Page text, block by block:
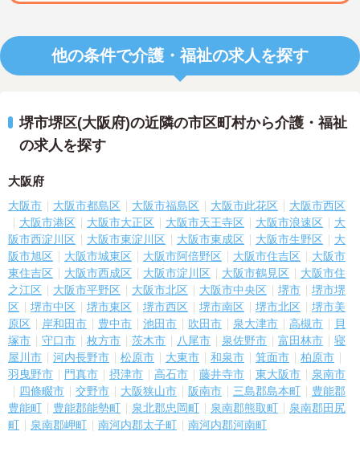
他の条件で介護・福祉の求人を探す
堺市堺区(大阪府)の近隣の市区町村から介護・福祉
の求人を探す
大阪府
大阪市 大阪市都島区 大阪市福島区 大阪市此花区
大阪市西区
大阪市港区
大阪市大正区 大阪市天王寺区 大阪市浪速区
大
阪市西淀川区
大阪市東淀川区 大阪市東成区 大阪市生野区
大
阪市旭区
大阪市城東区 大阪市阿倍野区 大阪市住吉区
大阪市
東住吉区
大阪市西成区 大阪市淀川区 大阪市鶴見区
大阪市住
之江区
大阪市平野区 大阪市北区 大阪市中央区 堺市
堺市堺
区
堺市中区 堺市東区 堺市西区 堺市南区 堺市北区
堺市美
原区
岸和田市 豊中市 池田市 吹田市 泉大津市 高槻市
貝
塚市
守口市 枚方市 茨木市 八尾市 泉佐野市 富田林市
寝
屋川市
河内長野市 松原市 大東市 和泉市 箕面市
柏原市
羽曳野市
門真市 摂津市 高石市 藤井寺市 東大阪市
泉南市
四條畷市
交野市 大阪狭山市 阪南市 三島郡島本町
豊能郡
豊能町
豊能郡能勢町 泉北郡忠岡町 泉南郡熊取町
泉南郡田尻
町
泉南郡岬町 南河内郡太子町 南河内郡河南町